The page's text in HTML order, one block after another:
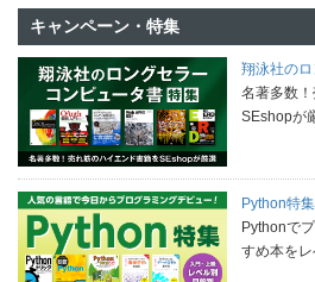
キャンペーン・特集
翔泳社の
名著多数
SEshopが
Python特集
Pythonで
すめ本を